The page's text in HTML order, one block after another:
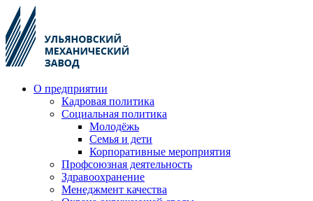
О предприятии
Кадровая политика
Социальная политика
Молодёжь
Семья и дети
Корпоративные мероприятия
Профсоюзная деятельность
Здравоохранение
Менеджмент качества